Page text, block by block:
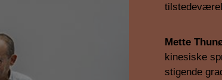
Mette
kinesiske
stigende